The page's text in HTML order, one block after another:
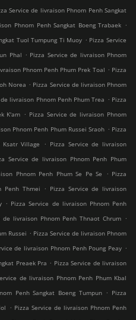
Service de livraison Phnom Penh Sangkat
Phnom Penh Sangkat Boeng Trabaek .
Tuol Tumpung Ti Muoy . Pizza Service
Phal . Pizza Service de livraison Phnom
Phnom Penh Phum Prek Toal . Pizza
Norea . Pizza Service de livraison Phnom
livraison Phnom Penh Phum Trea . Pizza
K'am . Pizza Service de livraison Phnom
Phnom Penh Phum Russei Sraoh . Pizza
Village
. Pizza Service de livraison
Service de livraison Phnom Penh Phum
Phnom Penh Phum Se Pe Se . Pizza
Penh Thmei
. Pizza Service de livraison
. Pizza Service de livraison Phnom Penh
de livraison Phnom Penh Thnaot Chrum .
Russei . Pizza Service de livraison Phnom
de livraison Phnom Penh Poung Peay .
Preaek Pra . Pizza Service de livraison
de livraison Phnom Penh Phum Kbal
Penh Sangkat Boeng Tumpun . Pizza
. Pizza Service de livraison Phnom Penh